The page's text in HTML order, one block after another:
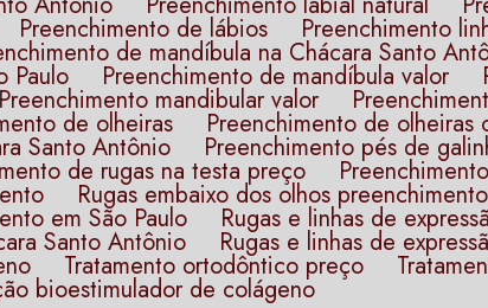
Preenchimento de lábios Preenchimento
de mandíbula na Chácara Santo
Paulo Preenchimento de mandíbula valor
Preenchimento mandibular valor
de olheiras Preenchimento de
Santo Antônio Preenchimento pés de
de rugas na testa preço
Rugas embaixo dos olhos
em São Paulo Rugas e linhas de
Santo Antônio Rugas e linhas de
Tratamento ortodôntico preço​
bioestimulador de colágeno​